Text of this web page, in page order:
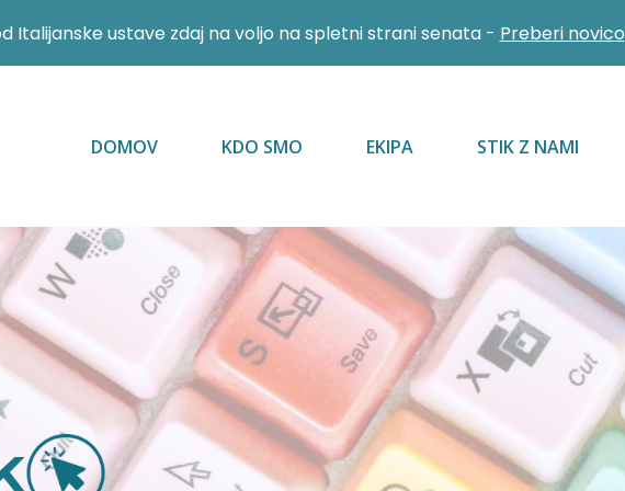
DOMOV KDO SMO EKIPA STIK Z NAMI
Italijanske ustave zdaj na voljo na spletni strani senata - Preberi novico